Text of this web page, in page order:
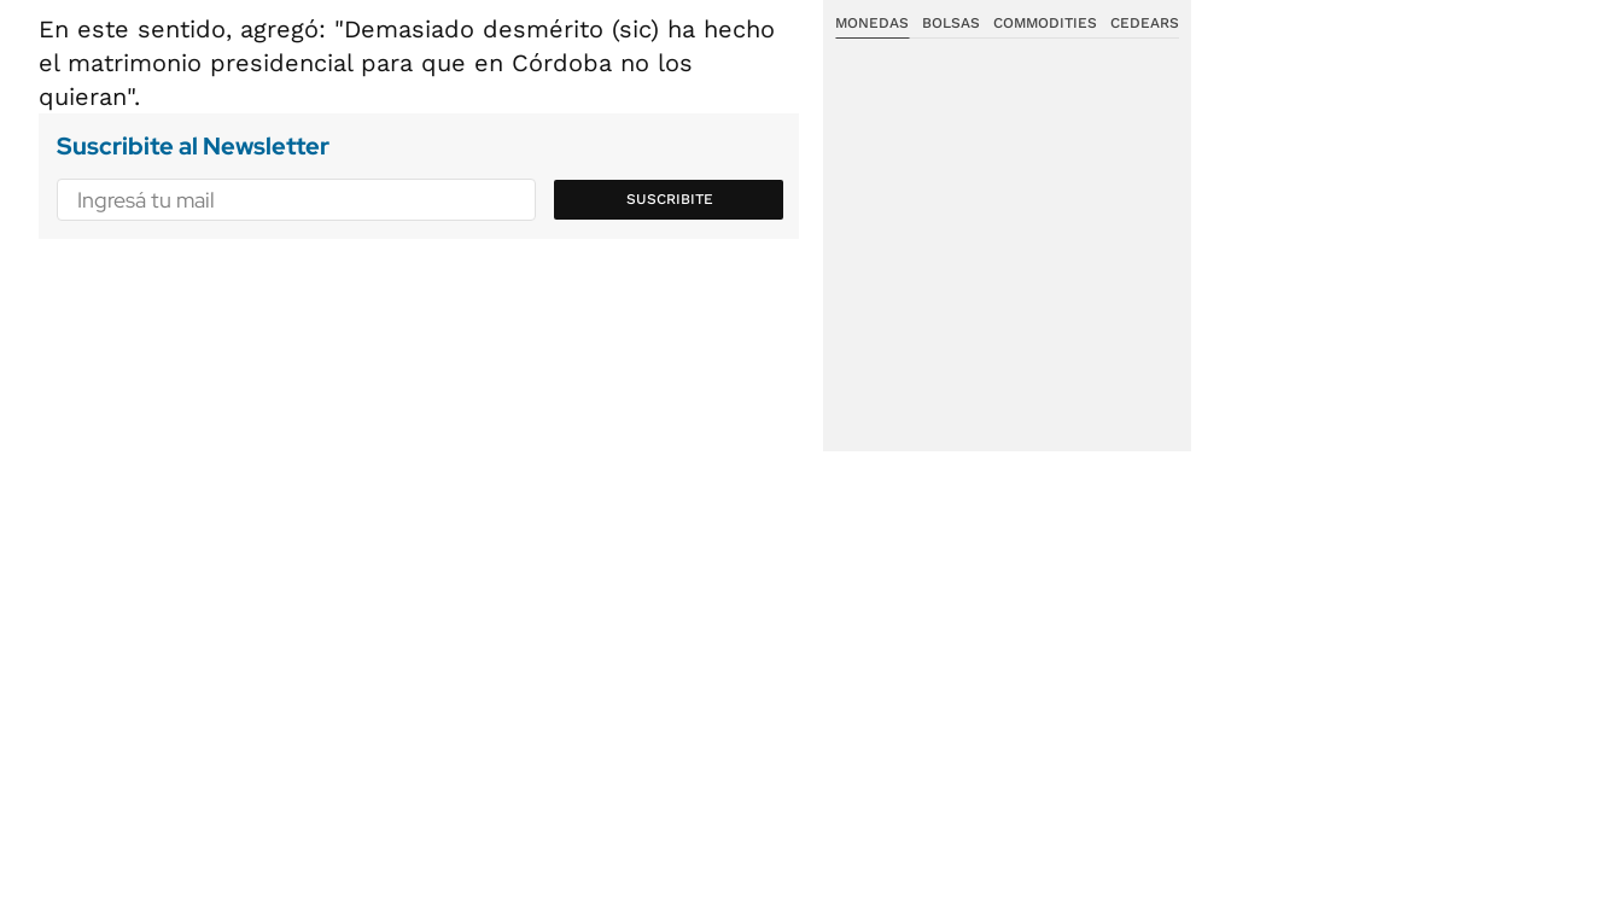
En este sentido, agregó: "Demasiado desmérito (sic) ha hecho
el matrimonio presidencial para que en Córdoba no los
quieran".
Suscribite al Newsletter
SUSCRIBITE
MONEDAS BOLSAS COMMODITIES CEDEARS